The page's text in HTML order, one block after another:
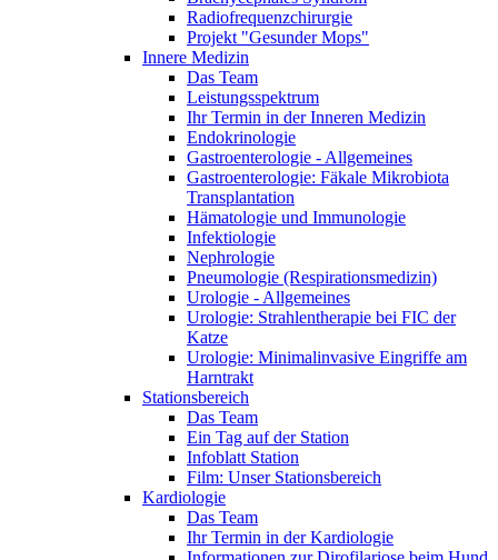
Radiofrequenzchirurgie
Projekt "Gesunder Mops"
Innere Medizin
Das Team
Leistungsspektrum
Ihr Termin in der Inneren Medizin
Endokrinologie
Gastroenterologie - Allgemeines
Gastroenterologie: Fäkale Mikrobiota
Transplantation
Hämatologie und Immunologie
Infektiologie
Nephrologie
Pneumologie (Respirationsmedizin)
Urologie - Allgemeines
Urologie: Strahlentherapie bei FIC der
Katze
Urologie: Minimalinvasive Eingriffe am
Harntrakt
Stationsbereich
Das Team
Ein Tag auf der Station
Infoblatt Station
Film: Unser Stationsbereich
Kardiologie
Das Team
Ihr Termin in der Kardiologie